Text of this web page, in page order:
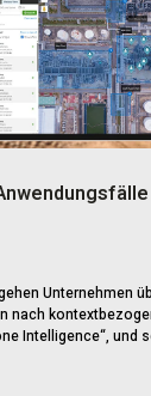
Unternehmen
nach
Intelligence“, und